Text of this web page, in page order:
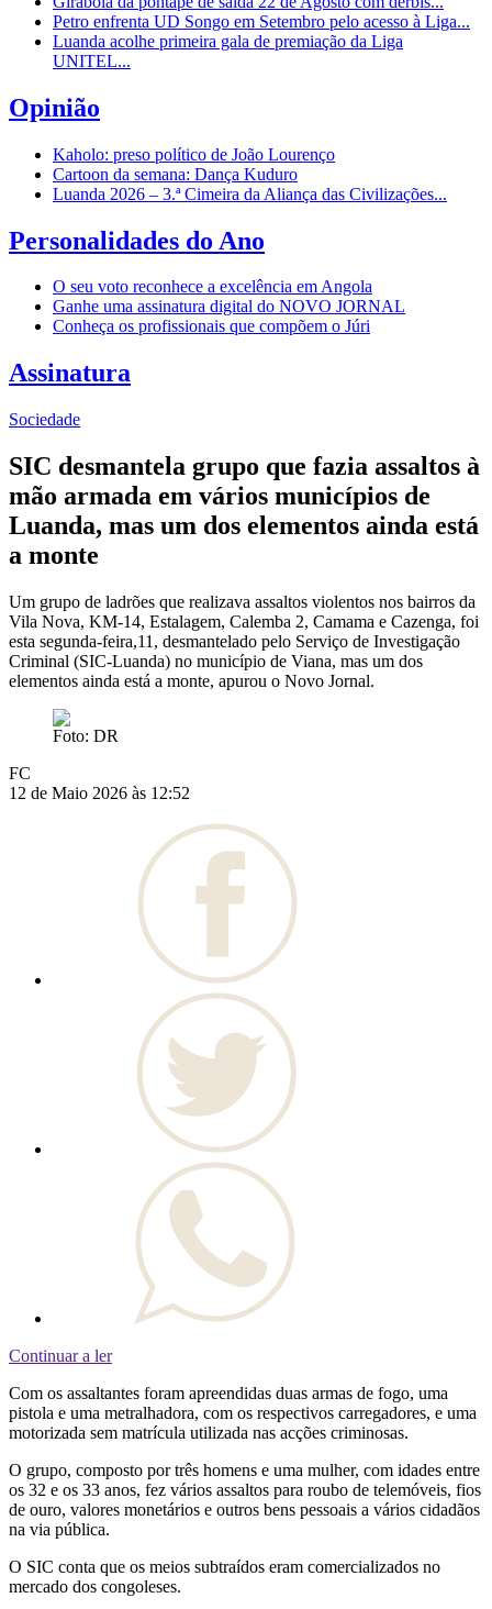
Petro enfrenta UD Songo em Setembro pelo acesso à Liga...
Luanda acolhe primeira gala de premiação da Liga
UNITEL...
Opinião
Kaholo: preso político de João Lourenço
Cartoon da semana: Dança Kuduro
Luanda 2026 – 3.ª Cimeira da Aliança das Civilizações...
Personalidades do Ano
O seu voto reconhece a excelência em Angola
Ganhe uma assinatura digital do NOVO JORNAL
Conheça os profissionais que compõem o Júri
Assinatura
Sociedade
SIC desmantela grupo que fazia assaltos à
mão armada em vários municípios de
Luanda, mas um dos elementos ainda está
a monte
Um grupo de ladrões que realizava assaltos violentos nos bairros da
Vila Nova, KM-14, Estalagem, Calemba 2, Camama e Cazenga, foi
esta segunda-feira,11, desmantelado pelo Serviço de Investigação
Criminal (SIC-Luanda) no município de Viana, mas um dos
elementos ainda está a monte, apurou o Novo Jornal.
Foto: DR
FC
12 de Maio 2026 às 12:52
Continuar a ler
Com os assaltantes foram apreendidas duas armas de fogo, uma
pistola e uma metralhadora, com os respectivos carregadores, e uma
motorizada sem matrícula utilizada nas acções criminosas.
O grupo, composto por três homens e uma mulher, com idades entre
os 32 e os 33 anos, fez vários assaltos para roubo de telemóveis, fios
de ouro, valores monetários e outros bens pessoais a vários cidadãos
na via pública.
O SIC conta que os meios subtraídos eram comercializados no
mercado dos congoleses.